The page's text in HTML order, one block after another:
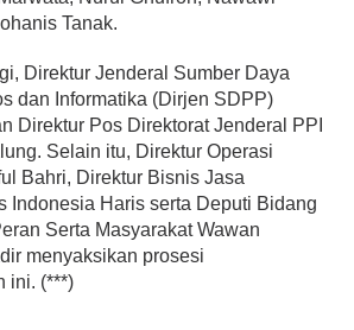
Tanak.
Direktur Jenderal Sumber Daya
dan Informatika (Dirjen SDPP)
Direktur Pos Direktorat Jenderal PPI
Selain itu, Direktur Operasi
Bahri, Direktur Bisnis Jasa
Indonesia Haris serta Deputi Bidang
Serta Masyarakat Wawan
menyaksikan prosesi
ini. (***)